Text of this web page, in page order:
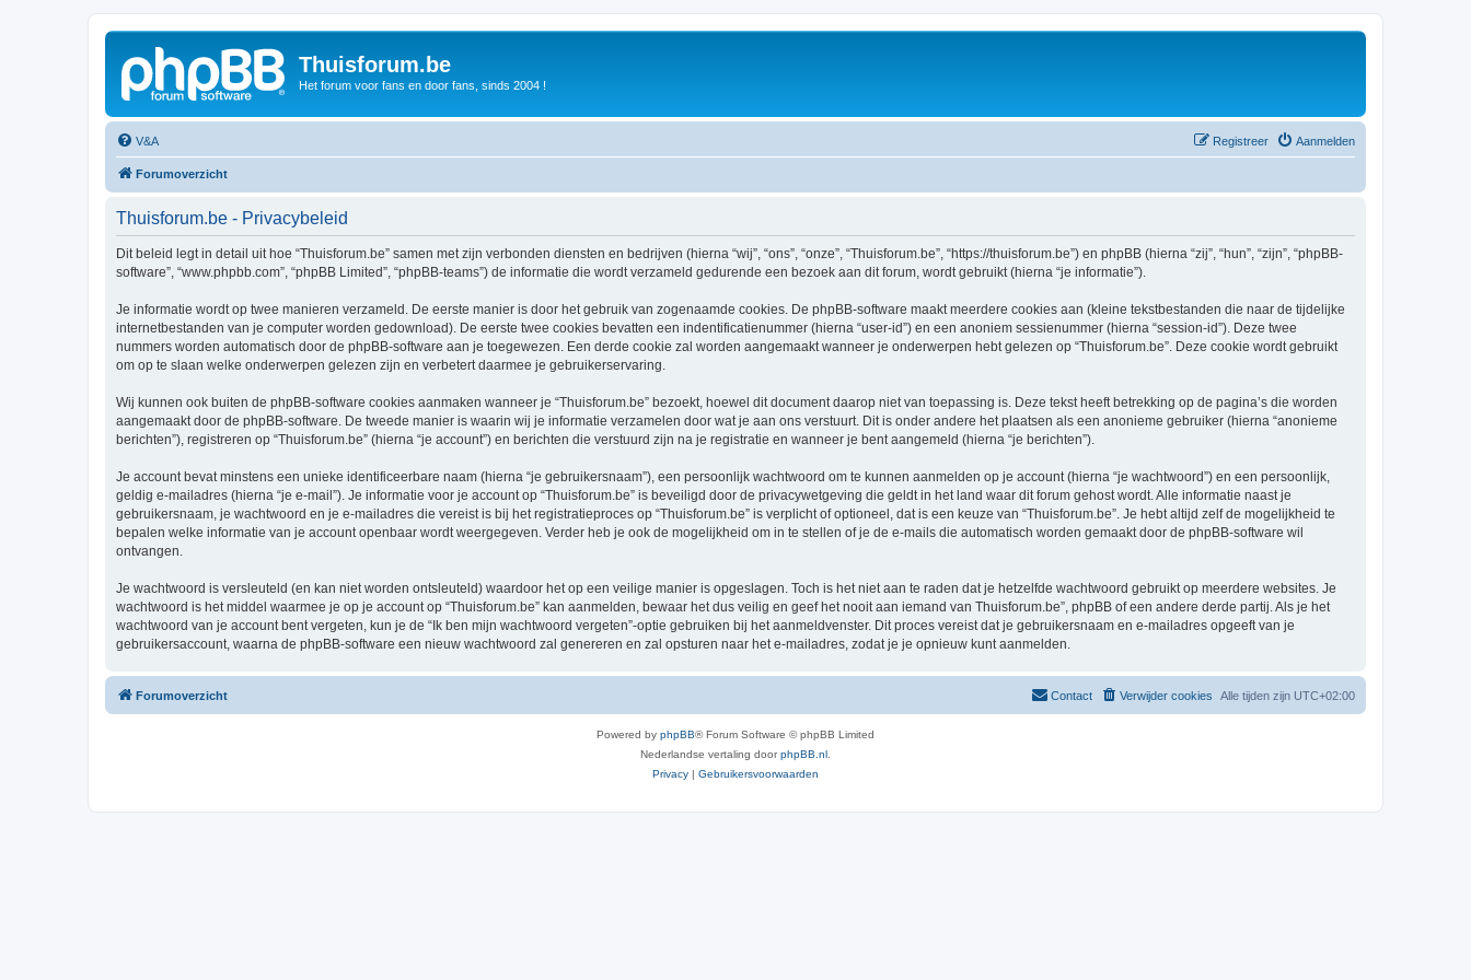
Thuisforum.be
Het forum voor fans en door fans, sinds 2004 !
V&A Aanmelden
Registreer
Forumoverzicht
Thuisforum.be - Privacybeleid
Dit beleid legt in detail uit hoe “Thuisforum.be” samen met zijn verbonden diensten en bedrijven (hierna “wij”, “ons”, “onze”, “Thuisforum.be”, “https://thuisforum.be”) en phpBB (hierna “zij”, “hun”, “zijn”, “phpBB-
software”, “www.phpbb.com”, “phpBB Limited”, “phpBB-teams”) de informatie die wordt verzameld gedurende een bezoek aan dit forum, wordt gebruikt (hierna “je informatie”).
Je informatie wordt op twee manieren verzameld. De eerste manier is door het gebruik van zogenaamde cookies. De phpBB-software maakt meerdere cookies aan (kleine tekstbestanden die naar de tijdelijke
internetbestanden van je computer worden gedownload). De eerste twee cookies bevatten een indentificatienummer (hierna “user-id”) en een anoniem sessienummer (hierna “session-id”). Deze twee
nummers worden automatisch door de phpBB-software aan je toegewezen. Een derde cookie zal worden aangemaakt wanneer je onderwerpen hebt gelezen op “Thuisforum.be”. Deze cookie wordt gebruikt
om op te slaan welke onderwerpen gelezen zijn en verbetert daarmee je gebruikerservaring.
Wij kunnen ook buiten de phpBB-software cookies aanmaken wanneer je “Thuisforum.be” bezoekt, hoewel dit document daarop niet van toepassing is. Deze tekst heeft betrekking op de pagina’s die worden
aangemaakt door de phpBB-software. De tweede manier is waarin wij je informatie verzamelen door wat je aan ons verstuurt. Dit is onder andere het plaatsen als een anonieme gebruiker (hierna “anonieme
berichten”), registreren op “Thuisforum.be” (hierna “je account”) en berichten die verstuurd zijn na je registratie en wanneer je bent aangemeld (hierna “je berichten”).
Je account bevat minstens een unieke identificeerbare naam (hierna “je gebruikersnaam”), een persoonlijk wachtwoord om te kunnen aanmelden op je account (hierna “je wachtwoord”) en een persoonlijk,
geldig e-mailadres (hierna “je e-mail”). Je informatie voor je account op “Thuisforum.be” is beveiligd door de privacywetgeving die geldt in het land waar dit forum gehost wordt. Alle informatie naast je
gebruikersnaam, je wachtwoord en je e-mailadres die vereist is bij het registratieproces op “Thuisforum.be” is verplicht of optioneel, dat is een keuze van “Thuisforum.be”. Je hebt altijd zelf de mogelijkheid te
bepalen welke informatie van je account openbaar wordt weergegeven. Verder heb je ook de mogelijkheid om in te stellen of je de e-mails die automatisch worden gemaakt door de phpBB-software wil
ontvangen.
Je wachtwoord is versleuteld (en kan niet worden ontsleuteld) waardoor het op een veilige manier is opgeslagen. Toch is het niet aan te raden dat je hetzelfde wachtwoord gebruikt op meerdere websites. Je
wachtwoord is het middel waarmee je op je account op “Thuisforum.be” kan aanmelden, bewaar het dus veilig en geef het nooit aan iemand van Thuisforum.be”, phpBB of een andere derde partij. Als je het
wachtwoord van je account bent vergeten, kun je de “Ik ben mijn wachtwoord vergeten”-optie gebruiken bij het aanmeldvenster. Dit proces vereist dat je gebruikersnaam en e-mailadres opgeeft van je
gebruikersaccount, waarna de phpBB-software een nieuw wachtwoord zal genereren en zal opsturen naar het e-mailadres, zodat je je opnieuw kunt aanmelden.
Forumoverzicht Alle tijden zijn UTC+02:00
Verwijder cookies
Contact
Powered by phpBB® Forum Software © phpBB Limited
Nederlandse vertaling doorphpBB.nl
Privacy | Gebruikersvoorwaarden